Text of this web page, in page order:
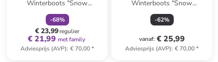
Winterboots "Snow
Commander" zwart
-68%
€ 23,99regulier
€ 21,99 met family
Adviesprijs (AVP): € 70,00*
Winterboots "Snow
Commander" zwart/rood
-62%
vanaf: € 25,99
Adviesprijs (AVP): € 70,00*